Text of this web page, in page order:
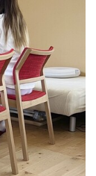
ャンペーン、
社会課題や課
テークホルダー
ー「ピコサポ」
でいます。
」の仲間を増や
なりますが、加
いと思ってい